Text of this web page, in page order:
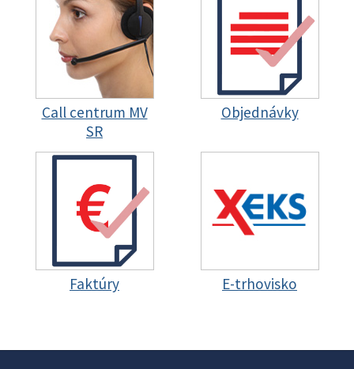
Call centrum MV
SR
Objednávky
Faktúry E-trhovisko